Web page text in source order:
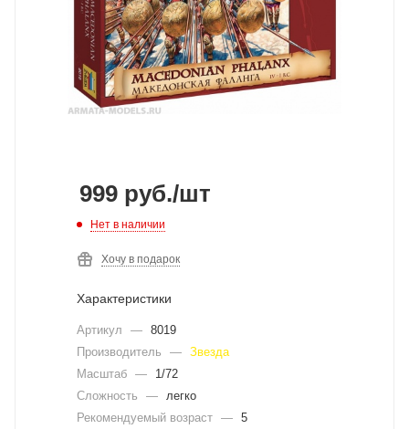
999 руб./шт
Нет в наличии
Хочу в подарок
Характеристики
Артикул — 8019
Производитель
— Звезда
Масштаб —
1/72
Сложность
—
легко
Рекомендуемый возраст — 5